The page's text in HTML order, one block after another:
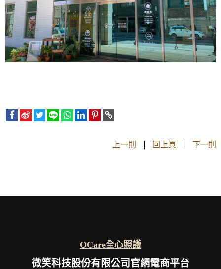
上一則 | 回上頁 | 下一則
OCare全心照護
微笑科技股份有限公司官網電商平台